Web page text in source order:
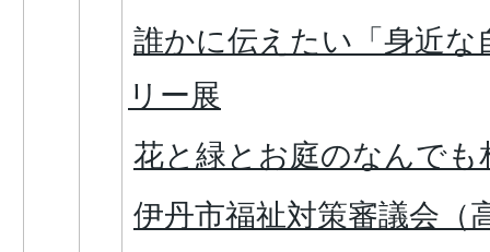
誰かに伝えたい「身近
リー展
花と緑とお庭のなんでも
伊丹市福祉対策審議会（